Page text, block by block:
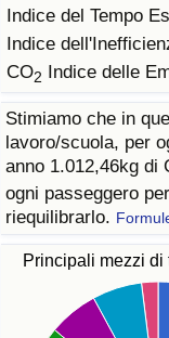
Indice del Tempo
Indice
CO2 Indice delle
Stimiamo che in
lavoro/scuola, per
anno 1.012,46kg di
ogni passeggero
riequilibrarlo.
Principali mezzi
Indice del Costo
ad Aqaba
Indice del Prezzo
Indice della
Criminalità
Indice del Tasso
Indice della
Indice di
Assistenza